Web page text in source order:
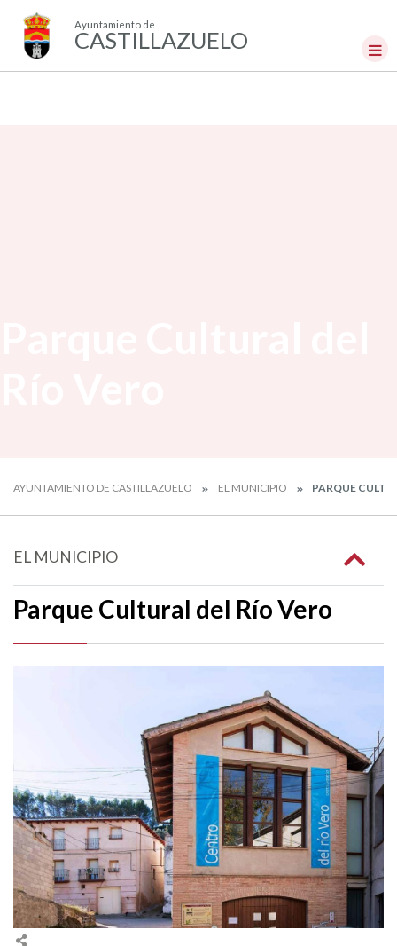
Ayuntamiento de
CASTILLAZUELO
AYUNTAMIENTO DE CASTILLAZUELO EL MUNICIPIO PARQUE
EL MUNICIPIO
Parque Cultural del Río Vero